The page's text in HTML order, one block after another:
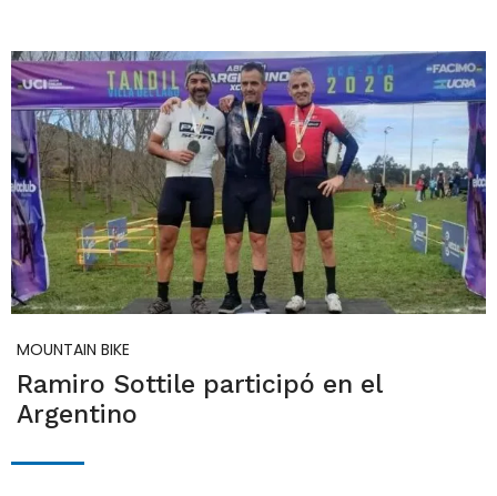
MOUNTAIN BIKE
Ramiro Sottile participó en el
Argentino